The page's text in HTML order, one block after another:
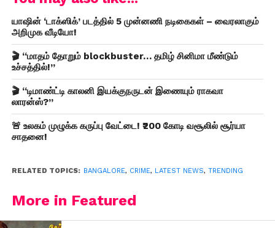
யாஷின் ‘டாக்ஸிக்’ படத்தில் 5 முன்னணி நடிகைகள் – வைரலாகும்
அறிமுக வீடியோ!
🎬 “மாதம் தோறும் blockbuster… தமிழ் சினிமா மீண்டும்
உச்சத்தில்!”
🎬 “டிமாண்ட்டி காலனி இயக்குநருடன் இணையும் ராகவா
லாரன்ஸ்?”
🚨 உலகம் முழுக்க கருப்பு வேட்டை! ₹200 கோடி வசூலில் சூர்யா
சாதனை!
RELATED TOPICS: BANGALORE, CRIME, LATEST NEWS, TRENDING
More in Featured